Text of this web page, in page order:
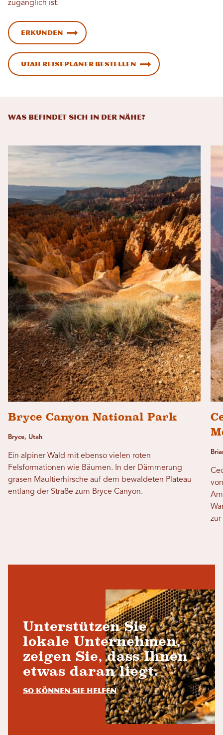
zugänglich ist.
Erkunden
Utah Reiseplaner bestellen
WAS BEFINDET SICH IN DER NÄHE?
Bryce Canyon National Park
Bryce, Utah
Ein alpiner Wald mit ebenso vielen roten
Felsformationen wie Bäumen. In der Dämmerung
grasen Maultierhirsche auf dem bewaldeten Plateau
entlang der Straße zum Bryce Canyon.
Unterstützen Sie
lokale Unternehmen,
zeigen Sie, dass Ihnen
etwas daran liegt.
So können Sie helfen